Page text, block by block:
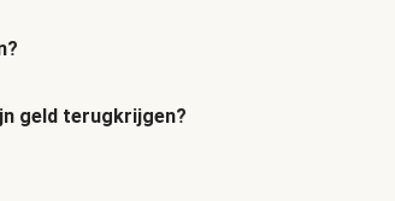
geld terugkrijgen?